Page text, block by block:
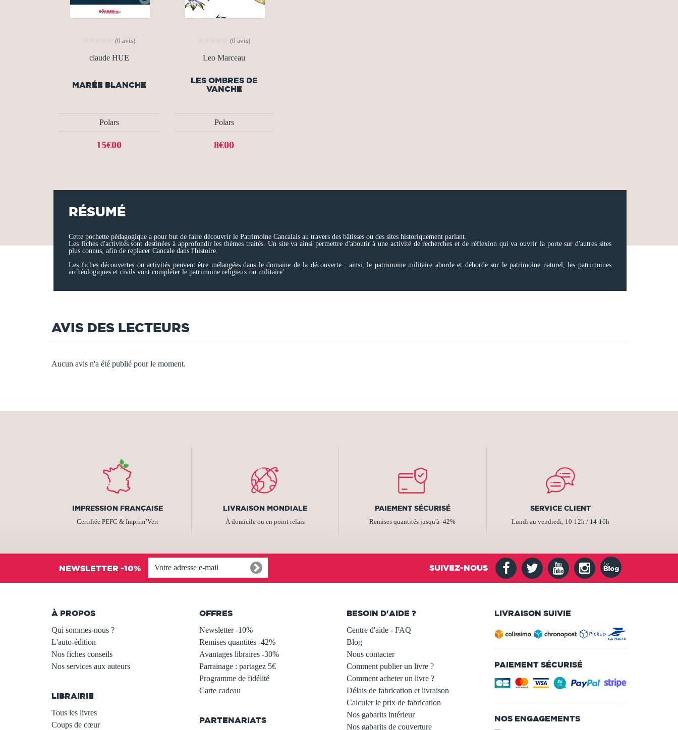
(0 avis)
claude HUE
MARÉE BLANCHE
Polars
15€00
(0 avis)
Leo Marceau
LES OMBRES DE
VANCHE
Polars
8€00
RÉSUMÉ
Cette pochette pédagogique a pour but de faire découvrir le Patrimoine Cancalais au travers des bâtisses ou des sites historiquement parlant.
Les fiches d'activités sont destinées à approfondir les thèmes traités. Un site va ainsi permettre d'aboutir à une activité de recherches et de réflexion qui va ouvrir la porte sur d'autres sites
plus connus, afin de replacer Cancale dans l'histoire.
Les fiches découvertes ou activités peuvent être mélangées dans le domaine de la découverte : ainsi, le patrimoine militaire aborde et déborde sur le patrimoine naturel, les patrimoines
archéologiques et civils vont compléter le patrimoine religieux ou militaire'
AVIS DES LECTEURS
Aucun avis n'a été publié pour le moment.
IMPRESSION FRANÇAISE
Certifiée PEFC & Imprim’Vert
LIVRAISON MONDIALE
À domicile ou en point relais
PAIEMENT SÉCURISÉ
Remises quantités jusqu'à -42%
SERVICE CLIENT
Lundi au vendredi, 10-12h / 14-16h
NEWSLETTER -10% SUIVEZ-NOUS
À PROPOS
Qui sommes-nous ?
L'auto-édition
Nos fiches conseils
Nos services aux auteurs
LIBRAIRIE
Tous les livres
Coups de cœur
OFFRES
Newsletter -10%
Remises quantités -42%
Avantages libraires -30%
Parrainage : partagez 5€
Programme de fidélité
Carte cadeau
PARTENARIATS
BESOIN D'AIDE ?
Centre d'aide - FAQ
Blog
Nous contacter
Comment publier un livre ?
Comment acheter un livre ?
Délais de fabrication et livraison
Calculer le prix de fabrication
Nos gabarits intérieur
Nos gabarits de couverture
LIVRAISON SUIVIE
PAIEMENT SÉCURISÉ
NOS ENGAGEMENTS